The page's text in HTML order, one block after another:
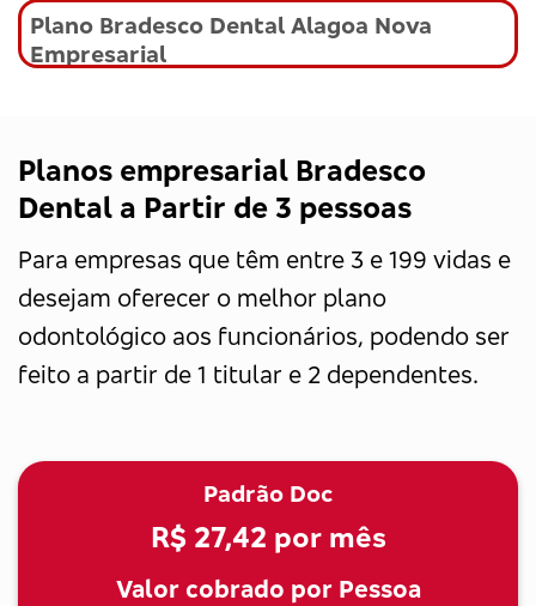
Plano Bradesco Dental Alagoa Nova
Empresarial
Planos empresarial Bradesco
Dental a Partir de 3 pessoas
Para empresas que têm entre 3 e 199 vidas e
desejam oferecer o melhor plano
odontológico aos funcionários, podendo ser
feito a partir de 1 titular e 2 dependentes.
Padrão Doc
R$ 27,42 por mês
Valor cobrado por Pessoa